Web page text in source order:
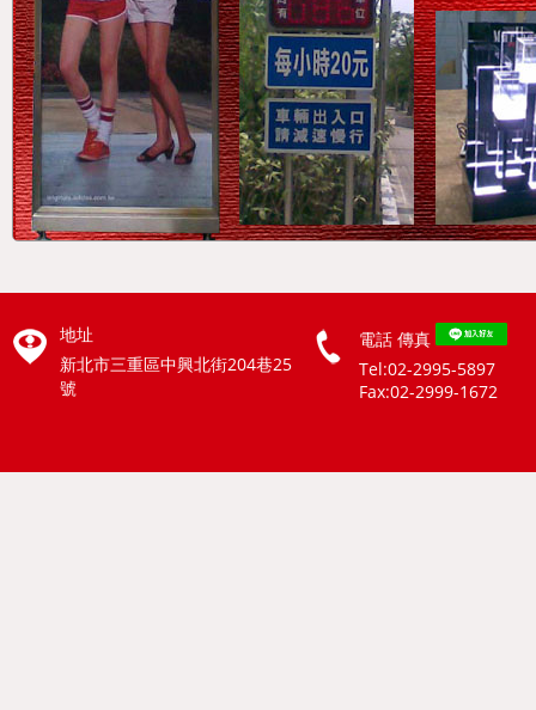
地址
新北市三重區中興北街204巷25
號
電話 傳真
Tel:02-2995-5897
Fax:02-2999-1672